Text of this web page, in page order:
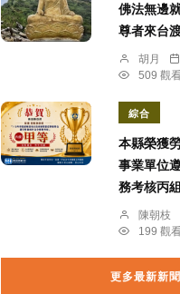
佛法無邊
尊者來台
胡月
509 觀
綜合
本縣榮獲
事業單位
務考核丙
陳朝枝
199 觀
更多最新新聞